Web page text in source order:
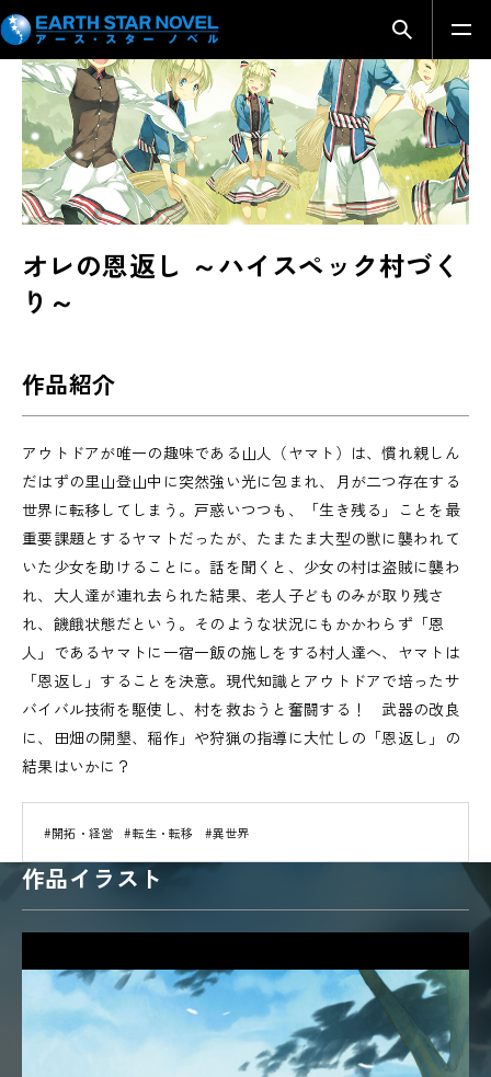
検索モー
オレの恩返し ～ハイスペック村づく
り～
作品紹介
アウトドアが唯一の趣味である山人（ヤマト）は、慣れ親しん
だはずの里山登山中に突然強い光に包まれ、月が二つ存在する
世界に転移してしまう。戸惑いつつも、「生き残る」ことを最
重要課題とするヤマトだったが、たまたま大型の獣に襲われて
いた少女を助けることに。話を聞くと、少女の村は盗賊に襲わ
れ、大人達が連れ去られた結果、老人子どものみが取り残さ
れ、饑餓状態だという。そのような状況にもかかわらず「恩
人」であるヤマトに一宿一飯の施しをする村人達へ、ヤマトは
「恩返し」することを決意。現代知識とアウトドアで培ったサ
バイバル技術を駆使し、村を救おうと奮闘する！ 武器の改良
に、田畑の開墾、稲作」や狩猟の指導に大忙しの「恩返し」の
結果はいかに？
#開拓・経営 #転生・転移 #異世界
作品イラスト